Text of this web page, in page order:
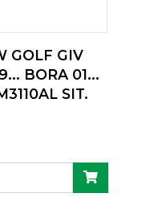
GOLF GIV
BORA 01...
SIT.